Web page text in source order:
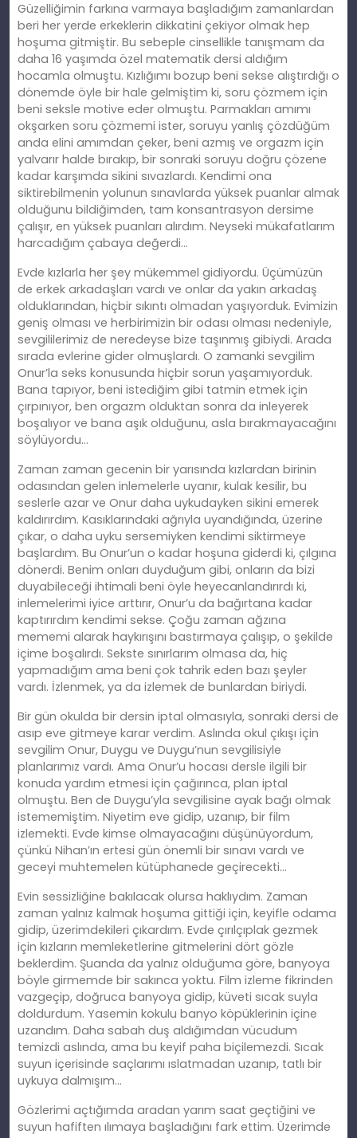
Güzelliğimin farkına varmaya başladığım zamanlardan
beri her yerde erkeklerin dikkatini çekiyor olmak hep
hoşuma gitmiştir. Bu sebeple cinsellikle tanışmam da
daha 16 yaşımda özel matematik dersi aldığım
hocamla olmuştu. Kızlığımı bozup beni sekse alıştırdığı o
dönemde öyle bir hale gelmiştim ki, soru çözmem için
beni seksle motive eder olmuştu. Parmakları amımı
okşarken soru çözmemi ister, soruyu yanlış çözdüğüm
anda elini amımdan çeker, beni azmış ve orgazm için
yalvarır halde bırakıp, bir sonraki soruyu doğru çözene
kadar karşımda sikini sıvazlardı. Kendimi ona
siktirebilmenin yolunun sınavlarda yüksek puanlar almak
olduğunu bildiğimden, tam konsantrasyon dersime
çalışır, en yüksek puanları alırdım. Neyseki mükafatlarım
harcadığım çabaya değerdi…
Evde kızlarla her şey mükemmel gidiyordu. Üçümüzün
de erkek arkadaşları vardı ve onlar da yakın arkadaş
olduklarından, hiçbir sıkıntı olmadan yaşıyorduk. Evimizin
geniş olması ve herbirimizin bir odası olması nedeniyle,
sevgililerimiz de neredeyse bize taşınmış gibiydi. Arada
sırada evlerine gider olmuşlardı. O zamanki sevgilim
Onur’la seks konusunda hiçbir sorun yaşamıyorduk.
Bana tapıyor, beni istediğim gibi tatmin etmek için
çırpınıyor, ben orgazm olduktan sonra da inleyerek
boşalıyor ve bana aşık olduğunu, asla bırakmayacağını
söylüyordu…
Zaman zaman gecenin bir yarısında kızlardan birinin
odasından gelen inlemelerle uyanır, kulak kesilir, bu
seslerle azar ve Onur daha uykudayken sikini emerek
kaldırırdım. Kasıklarındaki ağrıyla uyandığında, üzerine
çıkar, o daha uyku sersemiyken kendimi siktirmeye
başlardım. Bu Onur’un o kadar hoşuna giderdi ki, çılgına
dönerdi. Benim onları duyduğum gibi, onların da bizi
duyabileceği ihtimali beni öyle heyecanlandırırdı ki,
inlemelerimi iyice arttırır, Onur’u da bağırtana kadar
kaptırırdım kendimi sekse. Çoğu zaman ağzına
mememi alarak haykırışını bastırmaya çalışıp, o şekilde
içime boşalırdı. Sekste sınırlarım olmasa da, hiç
yapmadığım ama beni çok tahrik eden bazı şeyler
vardı. İzlenmek, ya da izlemek de bunlardan biriydi.
Bir gün okulda bir dersin iptal olmasıyla, sonraki dersi de
asıp eve gitmeye karar verdim. Aslında okul çıkışı için
sevgilim Onur, Duygu ve Duygu’nun sevgilisiyle
planlarımız vardı. Ama Onur’u hocası dersle ilgili bir
konuda yardım etmesi için çağırınca, plan iptal
olmuştu. Ben de Duygu’yla sevgilisine ayak bağı olmak
istememiştim. Niyetim eve gidip, uzanıp, bir film
izlemekti. Evde kimse olmayacağını düşünüyordum,
çünkü Nihan’ın ertesi gün önemli bir sınavı vardı ve
geceyi muhtemelen kütüphanede geçirecekti…
Evin sessizliğine bakılacak olursa haklıydım. Zaman
zaman yalnız kalmak hoşuma gittiği için, keyifle odama
gidip, üzerimdekileri çıkardım. Evde çırılçıplak gezmek
için kızların memleketlerine gitmelerini dört gözle
beklerdim. Şuanda da yalnız olduğuma göre, banyoya
böyle girmemde bir sakınca yoktu. Film izleme fikrinden
vazgeçip, doğruca banyoya gidip, küveti sıcak suyla
doldurdum. Yasemin kokulu banyo köpüklerinin içine
uzandım. Daha sabah duş aldığımdan vücudum
temizdi aslında, ama bu keyif paha biçilemezdi. Sıcak
suyun içerisinde saçlarımı ıslatmadan uzanıp, tatlı bir
uykuya dalmışım…
Gözlerimi açtığımda aradan yarım saat geçtiğini ve
suyun hafiften ılımaya başladığını fark ettim. Üzerimde